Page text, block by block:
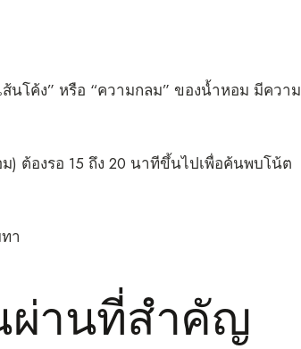
นโค้ง” หรือ “ความกลม” ของน้ำหอม มีความ
ต้องรอ 15 ถึง 20 นาทีขึ้นไปเพื่อค้นพบโน้ต
า
ผ่านที่สำคัญ